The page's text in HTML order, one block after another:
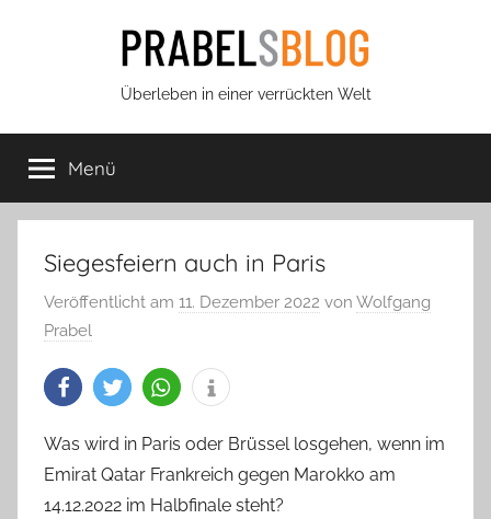
Prabels
Blog
Überleben in einer verrückten Welt
Menü
Siegesfeiern auch in Paris
Veröffentlicht am 11. Dezember 2022 von Wolfgang
Prabel
Was wird in Paris oder Brüssel losgehen, wenn im
Emirat Qatar Frankreich gegen Marokko am
14.12.2022 im Halbfinale steht?